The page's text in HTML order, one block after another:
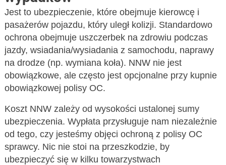
Jest to ubezpieczenie, które obejmuje kierowcę i
pasażerów pojazdu, który uległ kolizji. Standardowo
ochrona obejmuje uszczerbek na zdrowiu podczas
jazdy, wsiadania/wysiadania z samochodu, naprawy
na drodze (np. wymiana koła). NNW nie jest
obowiązkowe, ale często jest opcjonalne przy kupnie
obowiązkowej polisy OC.
Koszt NNW zależy od wysokości ustalonej sumy
ubezpieczenia. Wypłata przysługuje nam niezależnie
od tego, czy jesteśmy objęci ochroną z polisy OC
sprawcy. Nic nie stoi na przeszkodzie, by
ubezpieczyć się w kilku towarzystwach